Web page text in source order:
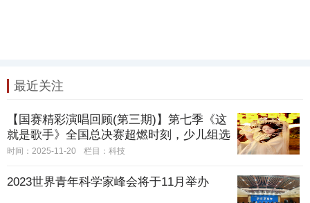
最近关注
【国赛精彩演唱回顾(第三期)】第七季《这
就是歌手》全国总决赛超燃时刻，少儿组选
手炸场献唱，见证新生代音乐实力！
时间：2025-11-20 栏目： 科技
2023世界青年科学家峰会将于11月举办